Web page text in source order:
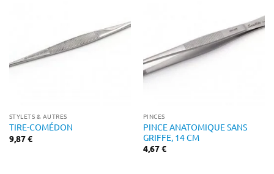
STYLETS & AUTRES
TIRE-COMÉDON
9,87€
PINCES
PINCE ANATOMIQUE SANS
GRIFFE, 14 CM
4,67€